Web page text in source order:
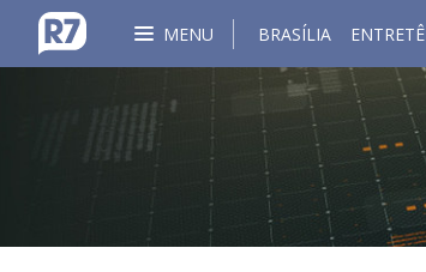
MENU BRASÍLIA ENTRETÊ